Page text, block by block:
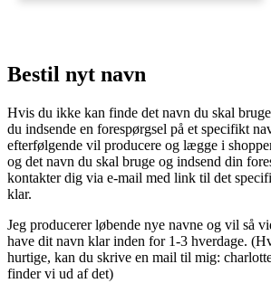
Bestil nyt navn
Hvis du ikke kan finde det navn du skal
du indsende en forespørgsel på et specifikt
efterfølgende vil producere og lægge i
og det navn du skal bruge og indsend din
kontakter dig via e-mail med link til det
klar.
Jeg producerer løbende nye navne og vil så
have dit navn klar inden for 1-3 hverdage.
hurtige, kan du skrive en mail til mig:
finder vi ud af det)